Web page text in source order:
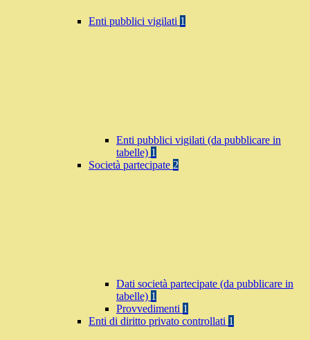
Enti pubblici vigilati 1
Enti pubblici vigilati (da pubblicare in
tabelle) 1
Società partecipate 2
Dati società partecipate (da pubblicare in
tabelle) 1
Provvedimenti 1
Enti di diritto privato controllati 1